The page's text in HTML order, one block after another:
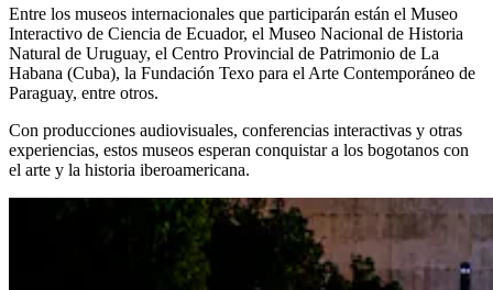
Entre los museos internacionales que participarán están el Museo
Interactivo de Ciencia de Ecuador, el Museo Nacional de Historia
Natural de Uruguay, el Centro Provincial de Patrimonio de La
Habana (Cuba), la Fundación Texo para el Arte Contemporáneo de
Paraguay, entre otros.
Con producciones audiovisuales, conferencias interactivas y otras
experiencias, estos museos esperan conquistar a los bogotanos con
el arte y la historia iberoamericana.